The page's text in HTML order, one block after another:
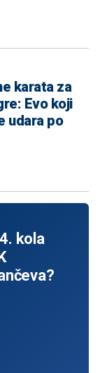
karata za
Evo koji
udara po
kola